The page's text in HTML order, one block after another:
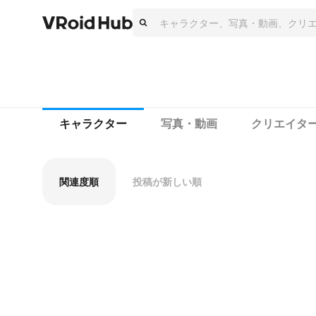
キャラクター 写真・動画 クリエイタ
関連度順 投稿が新しい順